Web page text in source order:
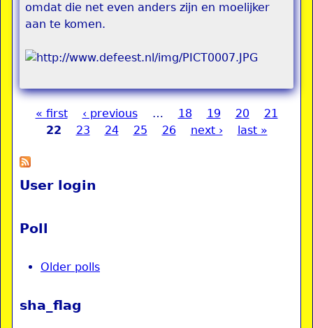
omdat die net even anders zijn en moelijker
aan te komen.
Pages
« first ‹ previous … 18 19 20
21
22
23 24 25 26 next › last »
User login
Poll
Older polls
sha_flag